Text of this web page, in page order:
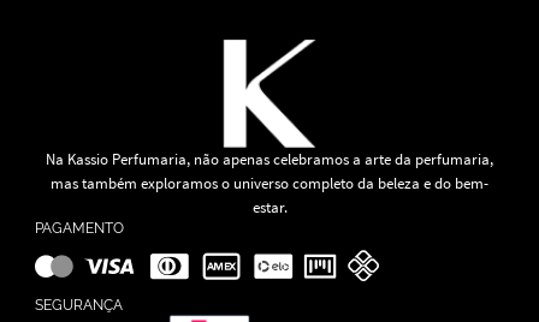
Na Kassio Perfumaria, não apenas celebramos a arte da perfumaria,
mas também exploramos o universo completo da beleza e do bem-
estar.
PAGAMENTO
SEGURANÇA